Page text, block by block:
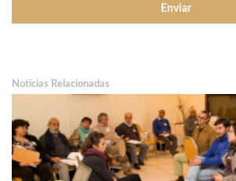
Noticias Relacionadas